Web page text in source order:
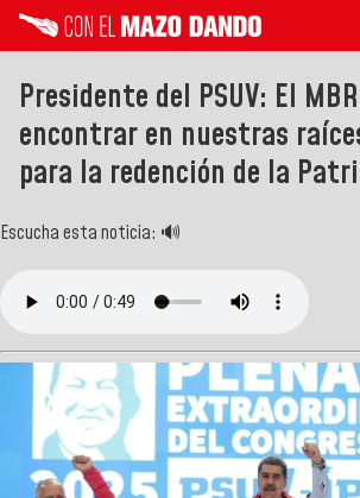
Presidente del PSUV: El
encontrar en nuestras
para la redención de la
Escucha esta noticia: 🔊